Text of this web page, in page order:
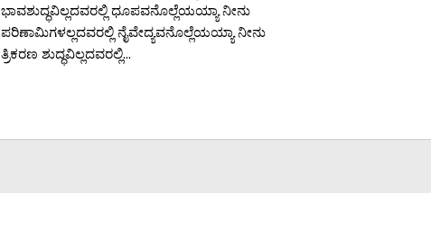
ಭಾವಶುದ್ಧವಿಲ್ಲದವರಲ್ಲಿ ಧೂಪವನೊಲ್ಲೆಯಯ್ಯಾ ನೀನು
ಪರಿಣಾಮಿಗಳಲ್ಲದವರಲ್ಲಿ ನೈವೇದ್ಯವನೊಲ್ಲೆಯಯ್ಯಾ ನೀನು
ತ್ರಿಕರಣ ಶುದ್ಧವಿಲ್ಲದವರಲ್ಲಿ...